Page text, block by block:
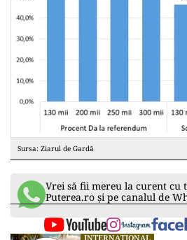
persoanelor implicate este,
climat politic extrem de
Moldova, unde corupția
doar democrația, ci și